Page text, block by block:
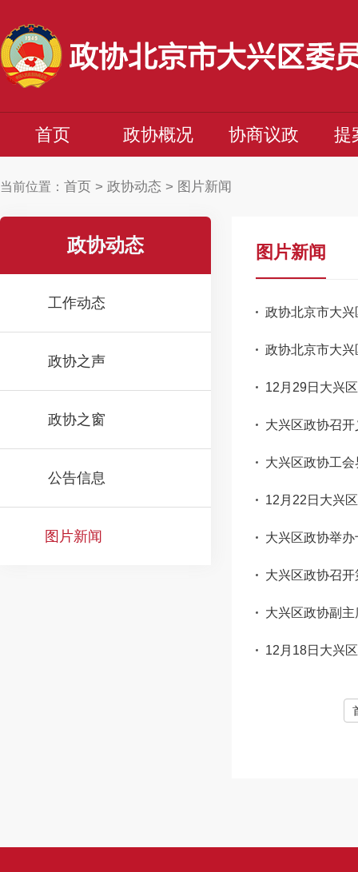
首页 政协概况 协商议政 提
当前位置： 首页 > 政协动态 > 图片新闻
政协动态
工作动态
政协之声
政协之窗
公告信息
图片新闻
图片新闻
政协北京市大
政协北京市大
12月29日大兴
大兴区政协召
大兴区政协工
12月22日大兴
大兴区政协举
大兴区政协召
大兴区政协副
12月18日大兴